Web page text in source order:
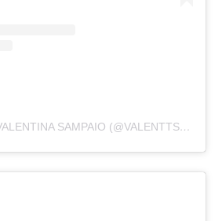
ПУБЛИКАЦИЯ ОТ VALENTINA SAMPAIO (@VALENTTS)23